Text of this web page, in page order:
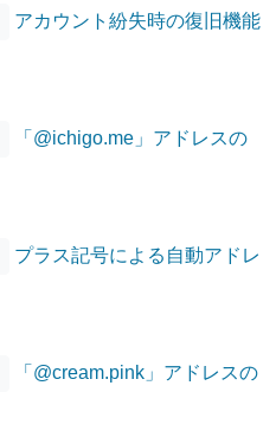
アカウント紛失時の復旧機能
「@ichigo.me」アドレスの
プラス記号による自動アドレ
「@cream.pink」アドレスの